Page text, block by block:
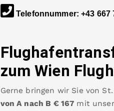
Telefonnummer:+43 667
zum Wien
Gerne bringen wir Sie von
von A nach B € 167 mit